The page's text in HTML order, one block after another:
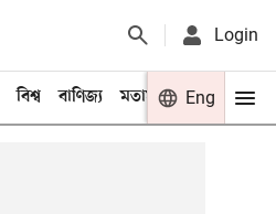
Login
বিশ্ব বাণিজ্য মতামত খেলা
Eng